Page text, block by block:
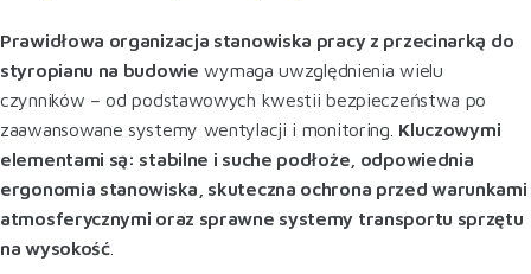
Prawidłowa organizacja stanowiska pracy z przecinarką do
styropianu na budowie wymaga uwzględnienia wielu
czynników – od podstawowych kwestii bezpieczeństwa po
zaawansowane systemy wentylacji i monitoring. Kluczowymi
elementami są: stabilne i suche podłoże, odpowiednia
ergonomia stanowiska, skuteczna ochrona przed warunkami
atmosferycznymi oraz sprawne systemy transportu sprzętu
na wysokość.